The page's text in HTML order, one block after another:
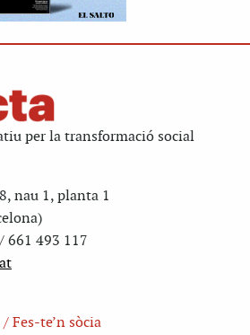
per la transformació social
nau 1, planta 1
661 493 117
Fes-te’n sòcia